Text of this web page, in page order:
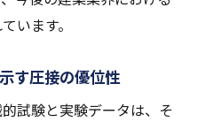
います。
す圧接の優位性
試験と実験データは、そ